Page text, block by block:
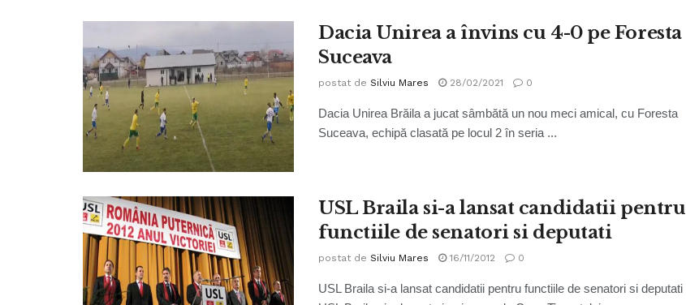
Dacia Unirea a învins cu 4-0 pe Foresta
Suceava
postat de Silviu Mares 28/02/2021 0
Dacia Unirea Brăila a jucat sâmbătă un nou meci amical, cu Foresta
Suceava, echipă clasată pe locul 2 în seria ...
USL Braila si-a lansat candidatii pentru
functiile de senatori si deputati
postat de Silviu Mares 16/11/2012 0
USL Braila si-a lansat candidatii pentru functiile de senatori si deputati